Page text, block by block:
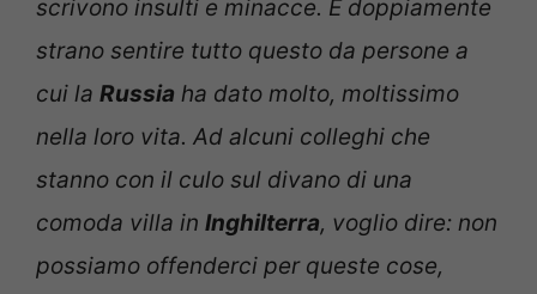
scrivono insulti e minacce. È doppiamente
strano sentire tutto questo da persone a
cui la Russia ha dato molto, moltissimo
nella loro vita. Ad alcuni colleghi che
stanno con il culo sul divano di una
comoda villa in Inghilterra, voglio dire: non
possiamo offenderci per queste cose,